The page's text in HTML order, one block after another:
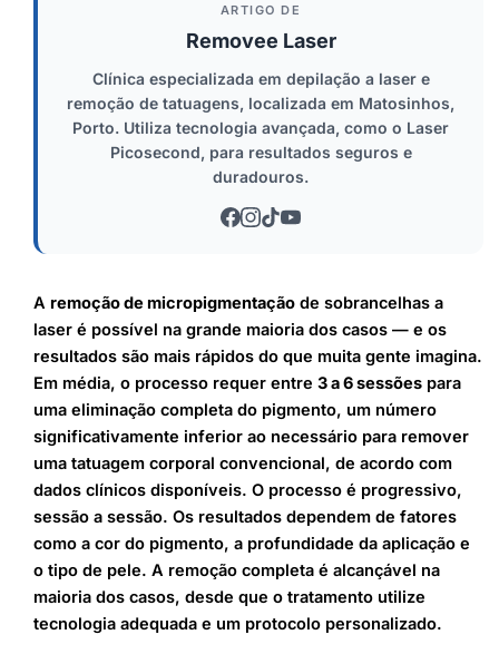
ARTIGO DE
Removee Laser
Clínica especializada em depilação a laser e
remoção de tatuagens, localizada em Matosinhos,
Porto. Utiliza tecnologia avançada, como o Laser
Picosecond, para resultados seguros e
duradouros.
Aremoção de micropigmentação de sobrancelhas a
laser é possível na grande maioria dos casos — e os
resultados são mais rápidos do que muita gente imagina.
Em média, o processo requer entre3 a 6 sessões para
uma eliminação completa do pigmento, um número
significativamente inferior ao necessário para remover
uma tatuagem corporal convencional, de acordo com
dados clínicos disponíveis. O processo é progressivo,
sessão a sessão. Os resultados dependem de fatores
como a cor do pigmento, a profundidade da aplicação e
o tipo de pele. A remoção completa é alcançável na
maioria dos casos, desde que o tratamento utilize
tecnologia adequada e um protocolo personalizado.